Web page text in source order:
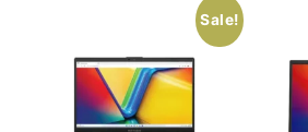
Sale!